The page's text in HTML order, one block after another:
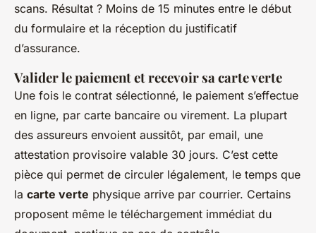
scans. Résultat ? Moins de 15 minutes entre le début
du formulaire et la réception du justificatif
d’assurance.
Valider le paiement et recevoir sa carte verte
Une fois le contrat sélectionné, le paiement s’effectue
en ligne, par carte bancaire ou virement. La plupart
des assureurs envoient aussitôt, par email, une
attestation provisoire valable 30 jours. C’est cette
pièce qui permet de circuler légalement, le temps que
la carte verte physique arrive par courrier. Certains
proposent même le téléchargement immédiat du